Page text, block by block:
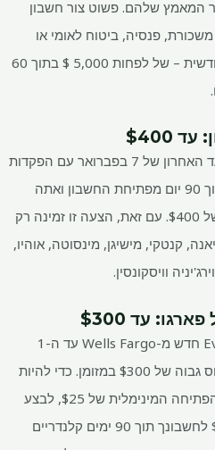
יחסית של $400 עבור המאמץ שלהם. פשוט צור חשבון
פנסיה, ביטוח לאומי או
צורה רגילה אחרת של הכנסה חודשית – של לפחות 5,000 $ בתוך 60
: עד $400
פתח חשבון הטבות צ'ק עד למועד האחרון של 7 בפברואר עם הפקדות
מצטברות של 1,000 $ לפחות תוך 90 יום מפתיחת החשבון ואתה
עומד להרוויח בונוס אטרקטיבי של $400. עם זאת, הצעה זו זמינה רק
קנטקי, מישיגן, מינסוטה, אוהיו,
וויסקונסין.
פארגו: עד $300
פתח חשבון Everyday Checking חדש מ-Wells Fargo עד ה-1
באפריל וייתכן שתהיה זכאי לבונוס גבוה של $300 במזומן. כדי להיות
זכאי, תצטרך לבצע את הפקדת הפתיחה המינימלית של $25, לבצע
הפקדות אלקטרוניות של $1,000 לחשבונך תוך 90 ימים קלנדריים